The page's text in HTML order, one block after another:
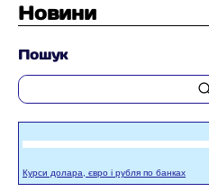
Новини
Пошук
Курси долара, євро і рубля по банках